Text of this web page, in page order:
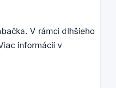
V rámci dlhšieho
informácii v